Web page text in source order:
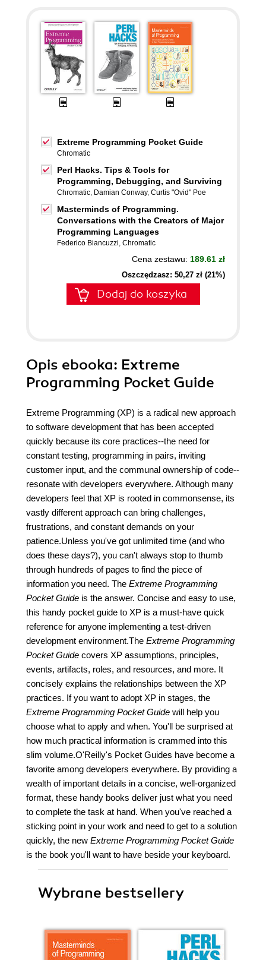
Extreme Programming Pocket Guide
Chromatic
Perl Hacks. Tips & Tools for
Programming, Debugging, and Surviving
Chromatic, Damian Conway, Curtis "Ovid" Poe
Masterminds of Programming.
Conversations with the Creators of Major
Programming Languages
Federico Biancuzzi, Chromatic
Cena zestawu: 189.61 zł
Oszczędzasz: 50,27 zł (21%)
Dodaj do koszyka
Opis ebooka: Extreme
Programming Pocket Guide
Extreme Programming (XP) is a radical new approach
to software development that has been accepted
quickly because its core practices--the need for
constant testing, programming in pairs, inviting
customer input, and the communal ownership of code--
resonate with developers everywhere. Although many
developers feel that XP is rooted in commonsense, its
vastly different approach can bring challenges,
frustrations, and constant demands on your
patience.Unless you've got unlimited time (and who
does these days?), you can't always stop to thumb
through hundreds of pages to find the piece of
information you need. The Extreme Programming
Pocket Guide is the answer. Concise and easy to use,
this handy pocket guide to XP is a must-have quick
reference for anyone implementing a test-driven
development environment.The Extreme Programming
Pocket Guide covers XP assumptions, principles,
events, artifacts, roles, and resources, and more. It
concisely explains the relationships between the XP
practices. If you want to adopt XP in stages, the
Extreme Programming Pocket Guide will help you
choose what to apply and when. You'll be surprised at
how much practical information is crammed into this
slim volume.O'Reilly's Pocket Guides have become a
favorite among developers everywhere. By providing a
wealth of important details in a concise, well-organized
format, these handy books deliver just what you need
to complete the task at hand. When you've reached a
sticking point in your work and need to get to a solution
quickly, the new Extreme Programming Pocket Guide
is the book you'll want to have beside your keyboard.
Wybrane bestsellery